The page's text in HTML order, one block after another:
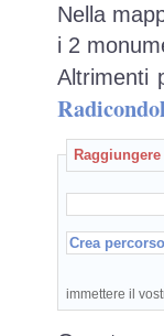
Nella
i 2
Altrimenti
immettere il